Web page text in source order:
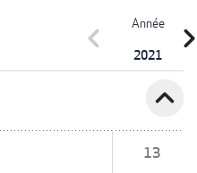
Année
2021
chevron_left
expand_less
13